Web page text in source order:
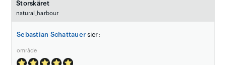
Storskäret
natural_harbour
Sebastian Schattauer sier:
område